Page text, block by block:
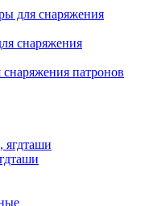
для снаряжения
патронов